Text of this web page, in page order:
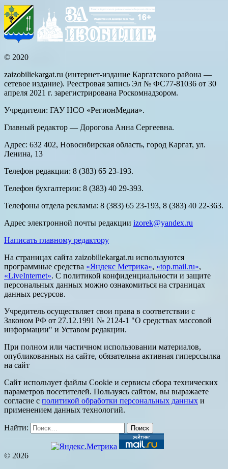
© 2020
zaizobiliekargat.ru (интернет-издание Каргатского района —
сетевое издание). Реестровая запись Эл № ФС77-81036 от 30
апреля 2021 г. зарегистрирована Роскомнадзором.
Учредители: ГАУ НСО «РегионМедиа».
Главный редактор — Дорогова Анна Сергеевна.
Адрес: 632 402, Новосибирская область, город Каргат, ул.
Ленина, 13
Телефон редакции: 8 (383) 65 23-193.
Телефон бухгалтерии: 8 (383) 40 29-393.
Телефоны отдела рекламы: 8 (383) 65 23-193, 8 (383) 40 22-363.
Адрес электронной почты редакции izorek@yandex.ru
Написать главному редактору
На страницах сайта zaizobiliekargat.ru используются
программные средства «Яндекс Метрика», «top.mail.ru»,
«LiveInternet». С политикой конфиденциальности и защите
персональных данных можно ознакомиться на страницах
данных ресурсов.
Учредитель осуществляет свои права в соответствии с
Законом РФ от 27.12.1991 № 2124-1 "О средствах массовой
информации" и Уставом редакции.
При полном или частичном использовании материалов,
опубликованных на сайте, обязательна активная гиперссылка
на сайт
Сайт использует файлы Cookie и сервисы сбора технических
параметров посетителей. Пользуясь сайтом, вы выражаете
согласие с политикой обработки персональных данных и
применением данных технологий.
Найти:
© 2026